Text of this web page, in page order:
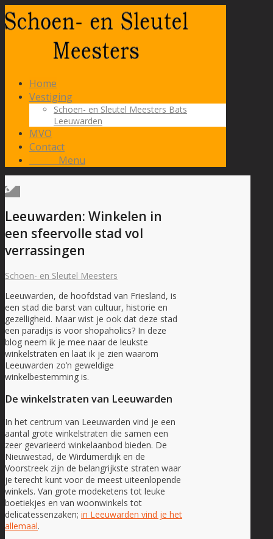
Home
Vestiging
Schoen- en Sleutel Meesters Bats
Leeuwarden
MVO
Contact
Menu
Leeuwarden: Winkelen in
een sfeervolle stad vol
verrassingen
Schoen- en Sleutel Meesters
Leeuwarden, de hoofdstad van Friesland, is
een stad die barst van cultuur, historie en
gezelligheid. Maar wist je ook dat deze stad
een paradijs is voor shopaholics? In deze
blog neem ik je mee naar de leukste
winkelstraten en laat ik je zien waarom
Leeuwarden zo’n geweldige
winkelbestemming is.
De winkelstraten van Leeuwarden
In het centrum van Leeuwarden vind je een
aantal grote winkelstraten die samen een
zeer gevarieerd winkelaanbod bieden. De
Nieuwestad, de Wirdumerdijk en de
Voorstreek zijn de belangrijkste straten waar
je terecht kunt voor de meest uiteenlopende
winkels. Van grote modeketens tot leuke
boetiekjes en van woonwinkels tot
delicatessenzaken; in Leeuwarden vind je het
allemaal.